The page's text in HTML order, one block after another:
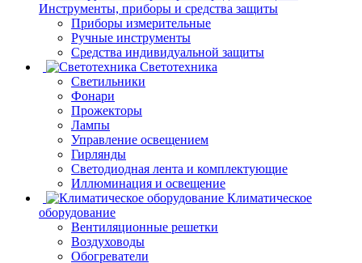
Инструменты, приборы и средства защиты
Приборы измерительные
Ручные инструменты
Средства индивидуальной защиты
Светотехника
Светильники
Фонари
Прожекторы
Лампы
Управление освещением
Гирлянды
Светодиодная лента и комплектующие
Иллюминация и освещение
Климатическое
оборудование
Вентиляционные решетки
Воздуховоды
Обогреватели